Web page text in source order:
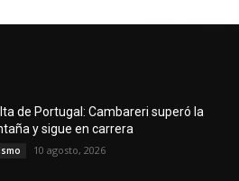
de Portugal: Cambareri superó la
y sigue en carrera
10 agosto, 2026